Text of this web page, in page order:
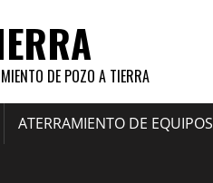
DE POZO A TIERRA
ATERRAMIENTO DE EQUIPOS